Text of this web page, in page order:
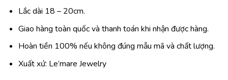
Lắc dài 18 – 20cm.
Giao hàng toàn quốc và thanh toán khi nhận được hàng.
Hoàn tiền 100% nếu không đúng mẫu mã và chất lượng.
Xuất xứ: Le’mare Jewelry